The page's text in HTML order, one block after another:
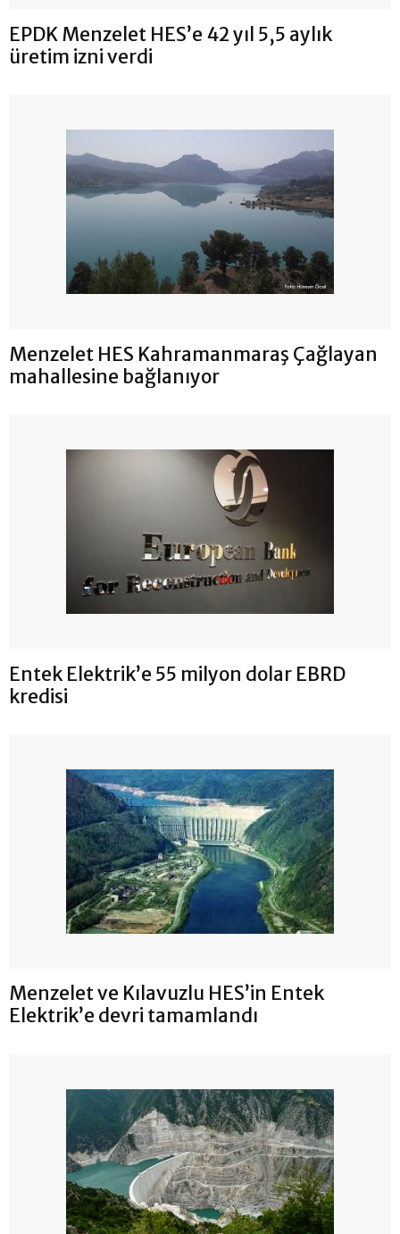
EPDK Menzelet HES’e 42 yıl 5,5 aylık
üretim izni verdi
Menzelet HES Kahramanmaraş Çağlayan
mahallesine bağlanıyor
Entek Elektrik’e 55 milyon dolar EBRD
kredisi
Menzelet ve Kılavuzlu HES’in Entek
Elektrik’e devri tamamlandı